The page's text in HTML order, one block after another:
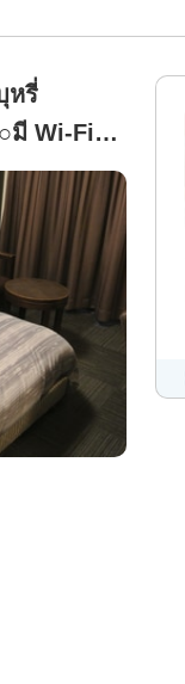
หรี่
มี Wi-Fi